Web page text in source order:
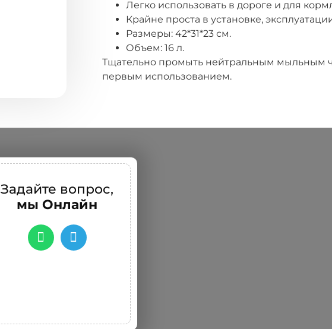
Легко использовать в дороге и для
Крайне проста в установке,
Размеры: 42*31*23 см.
Объем: 16 л.
Тщательно промыть нейтральным мыльным
первым использованием.
Задайте вопрос,
мы Онлайн